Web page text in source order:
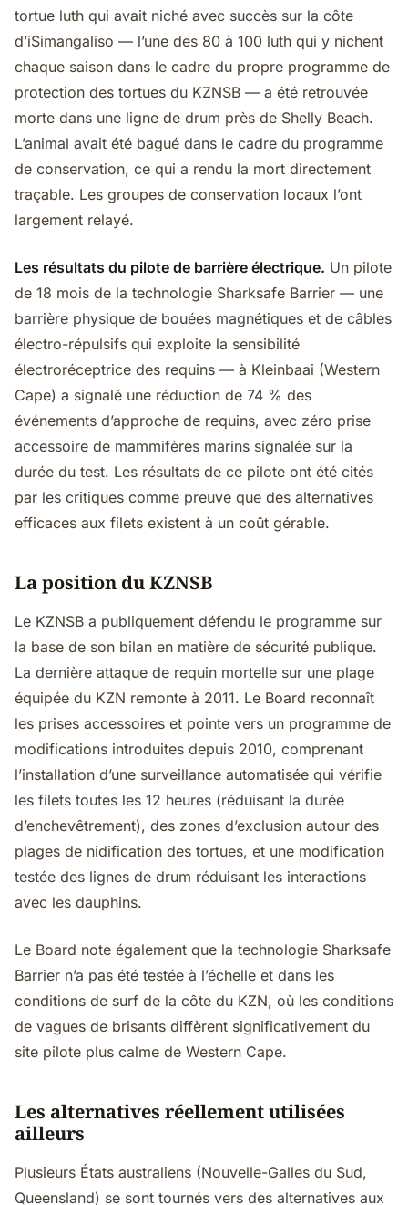
tortue luth qui avait niché avec succès sur la côte
d’iSimangaliso — l’une des 80 à 100 luth qui y nichent
chaque saison dans le cadre du propre programme de
protection des tortues du KZNSB — a été retrouvée
morte dans une ligne de drum près de Shelly Beach.
L’animal avait été bagué dans le cadre du programme
de conservation, ce qui a rendu la mort directement
traçable. Les groupes de conservation locaux l’ont
largement relayé.
Les résultats du pilote de barrière électrique. Un pilote
de 18 mois de la technologie Sharksafe Barrier — une
barrière physique de bouées magnétiques et de câbles
électro-répulsifs qui exploite la sensibilité
électroréceptrice des requins — à Kleinbaai (Western
Cape) a signalé une réduction de 74 % des
événements d’approche de requins, avec zéro prise
accessoire de mammifères marins signalée sur la
durée du test. Les résultats de ce pilote ont été cités
par les critiques comme preuve que des alternatives
efficaces aux filets existent à un coût gérable.
La position du KZNSB
Le KZNSB a publiquement défendu le programme sur
la base de son bilan en matière de sécurité publique.
La dernière attaque de requin mortelle sur une plage
équipée du KZN remonte à 2011. Le Board reconnaît
les prises accessoires et pointe vers un programme de
modifications introduites depuis 2010, comprenant
l’installation d’une surveillance automatisée qui vérifie
les filets toutes les 12 heures (réduisant la durée
d’enchevêtrement), des zones d’exclusion autour des
plages de nidification des tortues, et une modification
testée des lignes de drum réduisant les interactions
avec les dauphins.
Le Board note également que la technologie Sharksafe
Barrier n’a pas été testée à l’échelle et dans les
conditions de surf de la côte du KZN, où les conditions
de vagues de brisants diffèrent significativement du
site pilote plus calme de Western Cape.
Les alternatives réellement utilisées
ailleurs
Plusieurs États australiens (Nouvelle-Galles du Sud,
Queensland) se sont tournés vers des alternatives aux